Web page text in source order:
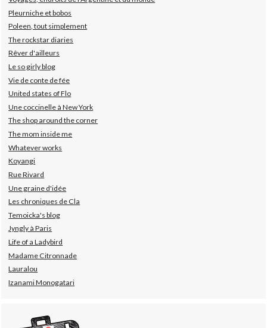
Pleurniche et bobos
Poleen, tout simplement
The rockstar diaries
Rêver d'ailleurs
Le so girly blog
Vie de conte de fée
United states of Flo
Une coccinelle à New York
The shop around the corner
The mom inside me
Whatever works
Koyangi
Rue Rivard
Une graine d'idée
Les chroniques de Cla
Temoicka's blog
Jyngly à Paris
Life of a Ladybird
Madame Citronnade
Lauralou
Izanami Monogatari